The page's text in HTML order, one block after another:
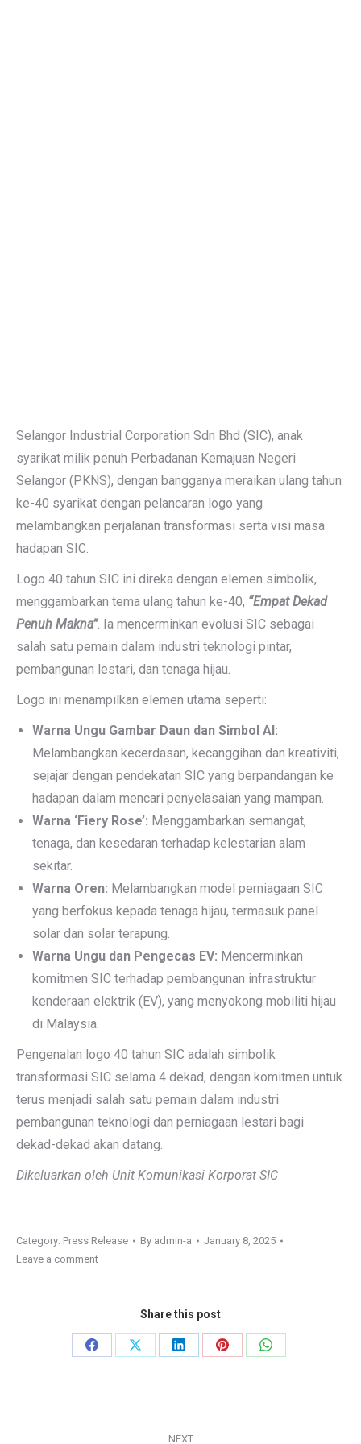
Selangor Industrial Corporation Sdn Bhd (SIC), anak
syarikat milik penuh Perbadanan Kemajuan Negeri
Selangor (PKNS), dengan bangganya meraikan ulang tahun
ke-40 syarikat dengan pelancaran logo yang
melambangkan perjalanan transformasi serta visi masa
hadapan SIC.
Logo 40 tahun SIC ini direka dengan elemen simbolik,
menggambarkan tema ulang tahun ke-40, “Empat Dekad
Penuh Makna”. Ia mencerminkan evolusi SIC sebagai
salah satu pemain dalam industri teknologi pintar,
pembangunan lestari, dan tenaga hijau.
Logo ini menampilkan elemen utama seperti:
Warna Ungu Gambar Daun dan Simbol AI:
Melambangkan kecerdasan, kecanggihan dan kreativiti,
sejajar dengan pendekatan SIC yang berpandangan ke
hadapan dalam mencari penyelasaian yang mampan.
Warna ‘Fiery Rose’: Menggambarkan semangat,
tenaga, dan kesedaran terhadap kelestarian alam
sekitar.
Warna Oren: Melambangkan model perniagaan SIC
yang berfokus kepada tenaga hijau, termasuk panel
solar dan solar terapung.
Warna Ungu dan Pengecas EV: Mencerminkan
komitmen SIC terhadap pembangunan infrastruktur
kenderaan elektrik (EV), yang menyokong mobiliti hijau
di Malaysia.
Pengenalan logo 40 tahun SIC adalah simbolik
transformasi SIC selama 4 dekad, dengan komitmen untuk
terus menjadi salah satu pemain dalam industri
pembangunan teknologi dan perniagaan lestari bagi
dekad-dekad akan datang.
Dikeluarkan oleh Unit Komunikasi Korporat SIC
Category: Press Release By admin-a
January 8, 2025
Leave a comment
Share this post
Share
Share
Share
Share
Share
NEXT